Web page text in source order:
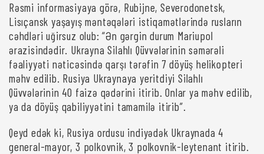
Rəsmi informasiyaya görə, Rubijne, Severodonetsk,
Lisıçansk yaşayış məntəqələri istiqamətlərində rusların
cəhdləri uğirsuz olub: “Ən gərgin durum Mariupol
ərazisindədir. Ukrayna Silahlı Qüvvələrinin səmərəli
fəaliyyəti nəticəsində qarşı tərəfin 7 döyüş helikopteri
məhv edilib. Rusiya Ukraynaya yeritdiyi Silahlı
Qüvvələrinin 40 faizə qədərini itirib. Onlar ya məhv edilib,
ya da döyüş qabiliyyətini tamamilə itirib”.
Qeyd edək ki, Rusiya ordusu indiyədək Ukraynada 4
general-mayor, 3 polkovnik, 3 polkovnik-leytenant itirib.